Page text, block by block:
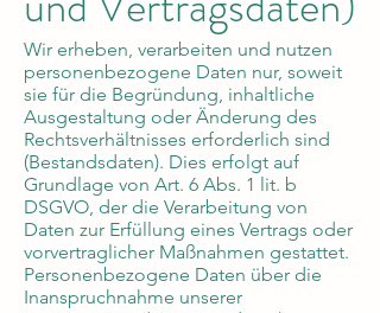
Wir erheben, verarbeiten und nutzen
personenbezogene Daten nur, soweit
sie für die Begründung, inhaltliche
Ausgestaltung oder Änderung des
Rechtsverhältnisses erforderlich sind
(Bestandsdaten). Dies erfolgt auf
Grundlage von Art. 6 Abs. 1 lit. b
DSGVO, der die Verarbeitung von
Daten zur Erfüllung eines Vertrags oder
vorvertraglicher Maßnahmen gestattet.
Personenbezogene Daten über die
Inanspruchnahme unserer